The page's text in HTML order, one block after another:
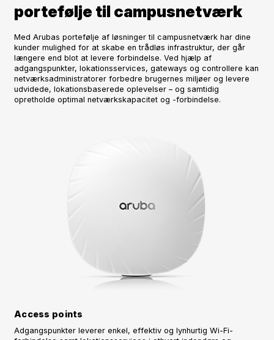
portefølje til campusnetværk
Med Arubas portefølje af løsninger til campusnetværk har dine
kunder mulighed for at skabe en trådløs infrastruktur, der går
længere end blot at levere forbindelse. Ved hjælp af
adgangspunkter, lokationsservices, gateways og controllere kan
netværksadministratorer forbedre brugernes miljøer og levere
udvidede, lokationsbaserede oplevelser – og samtidig
opretholde optimal netværkskapacitet og -forbindelse.
Access points
Adgangspunkter leverer enkel, effektiv og lynhurtig Wi-Fi-